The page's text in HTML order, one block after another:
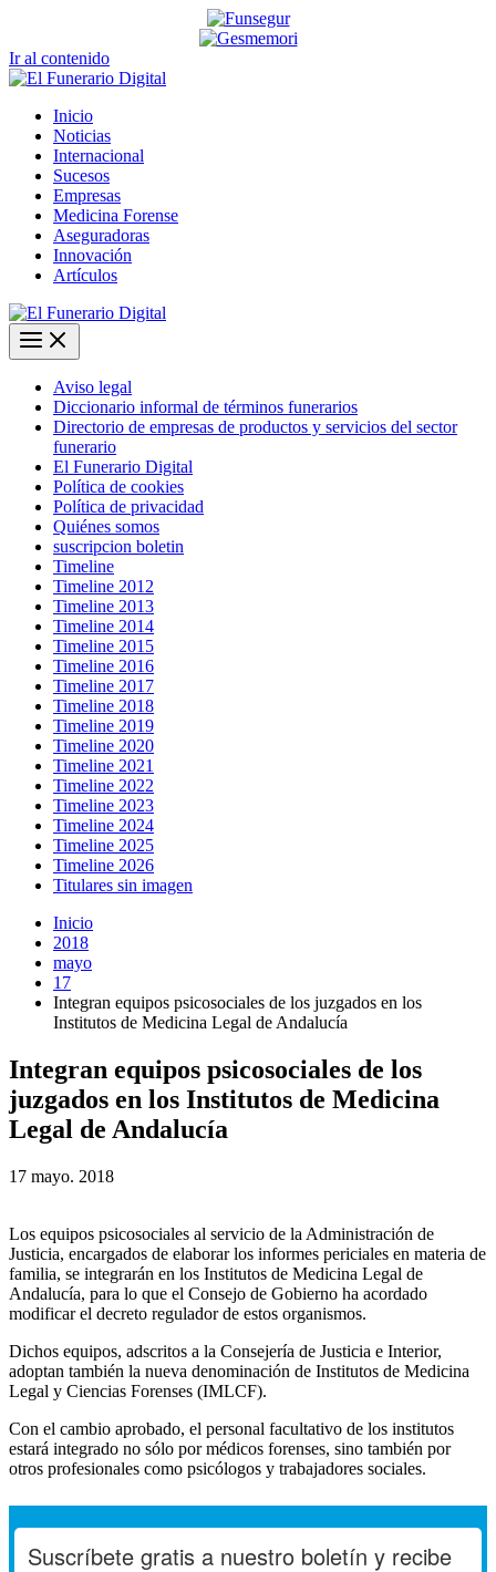
Ir al contenido
Inicio
Noticias
Internacional
Sucesos
Empresas
Medicina Forense
Aseguradoras
Innovación
Artículos
Aviso legal
Diccionario informal de términos funerarios
Directorio de empresas de productos y servicios del sector
funerario
El Funerario Digital
Política de cookies
Política de privacidad
Quiénes somos
suscripcion boletin
Timeline
Timeline 2012
Timeline 2013
Timeline 2014
Timeline 2015
Timeline 2016
Timeline 2017
Timeline 2018
Timeline 2019
Timeline 2020
Timeline 2021
Timeline 2022
Timeline 2023
Timeline 2024
Timeline 2025
Timeline 2026
Titulares sin imagen
Inicio
2018
mayo
17
Integran equipos psicosociales de los juzgados en los
Institutos de Medicina Legal de Andalucía
Integran equipos psicosociales de los
juzgados en los Institutos de Medicina
Legal de Andalucía
17 mayo. 2018
Los equipos psicosociales al servicio de la Administración de
Justicia, encargados de elaborar los informes periciales en materia de
familia, se integrarán en los Institutos de Medicina Legal de
Andalucía, para lo que el Consejo de Gobierno ha acordado
modificar el decreto regulador de estos organismos.
Dichos equipos, adscritos a la Consejería de Justicia e Interior,
adoptan también la nueva denominación de Institutos de Medicina
Legal y Ciencias Forenses (IMLCF).
Con el cambio aprobado, el personal facultativo de los institutos
estará integrado no sólo por médicos forenses, sino también por
otros profesionales como psicólogos y trabajadores sociales.